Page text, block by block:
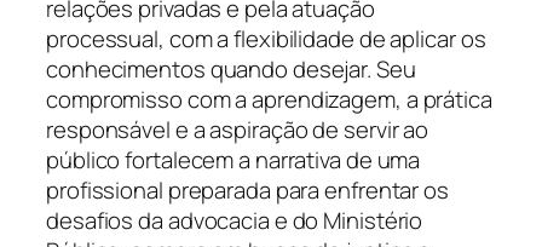
relações privadas e pela atuação
processual, com a flexibilidade de aplicar os
conhecimentos quando desejar. Seu
compromisso com a aprendizagem, a prática
responsável e a aspiração de servir ao
público fortalecem a narrativa de uma
profissional preparada para enfrentar os
desafios da advocacia e do Ministério